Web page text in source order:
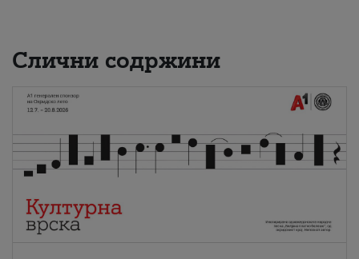
Слични содржини